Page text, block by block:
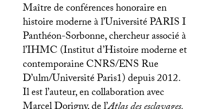
Maître de conférences honoraire en
histoire moderne à l’UniversitéPARISI
Panthéon-Sorbonne, chercheur associé à
l’IHMC(Institut d’Histoire moderne et
contemporaineCNRS/ENSRue
D’ulm/Université Paris1) depuis 2012.
Il est l’auteur, en collaboration avec